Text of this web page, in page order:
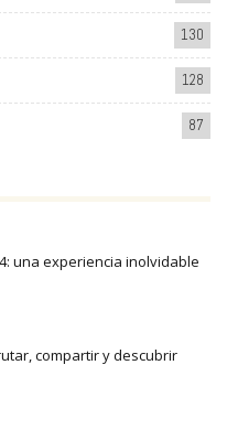
130
128
87
una experiencia inolvidable
compartir y descubrir